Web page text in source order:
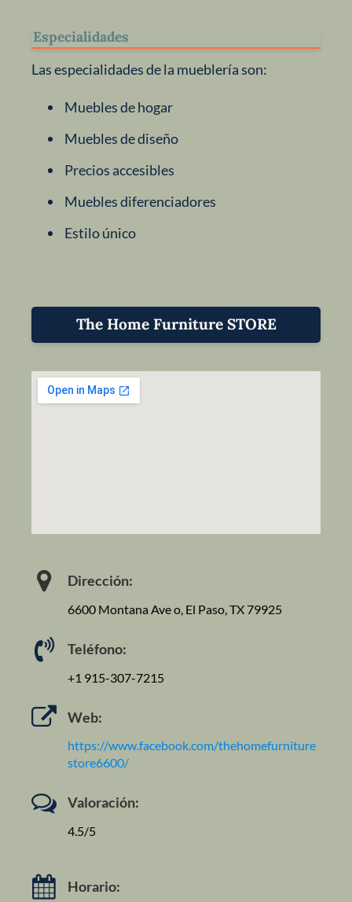
Especialidades
Las especialidades de la mueblería son:
Muebles de hogar
Muebles de diseño
Precios accesibles
Muebles diferenciadores
Estilo único
The Home Furniture STORE
Dirección:
6600 Montana Ave o, El Paso, TX 79925
Teléfono:
+1 915-307-7215
Web:
https://www.facebook.com/thehomefurniture
store6600/
Valoración:
4.5/5
Horario: